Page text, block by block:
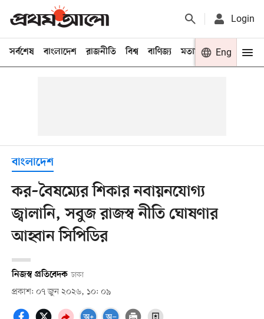
Login
সর্বশেষ বাংলাদেশ রাজনীতি বিশ্ব বাণিজ্য মতামত খেলা
Eng
বাংলাদেশ
কর–বৈষম্যের শিকার নবায়নযোগ্য
জ্বালানি, সবুজ রাজস্ব নীতি ঘোষণার
আহ্বান সিপিডির
নিজস্ব প্রতিবেদক ঢাকা
প্রকাশ: ০৭ জুন ২০২৬, ১০: ০৯